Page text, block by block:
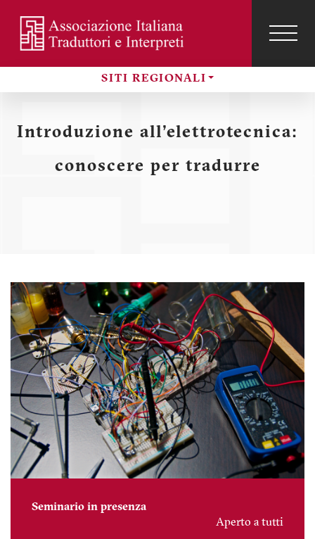
contenuto
principale
SITI REGIONALI
Menu
profilo
utente
Introduzione all'elettrotecnica:
conoscere per tradurre
Seminario in presenza
Aperto a tutti